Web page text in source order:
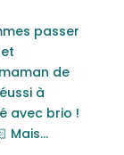
passer
de
à
avec brio !
Mais...